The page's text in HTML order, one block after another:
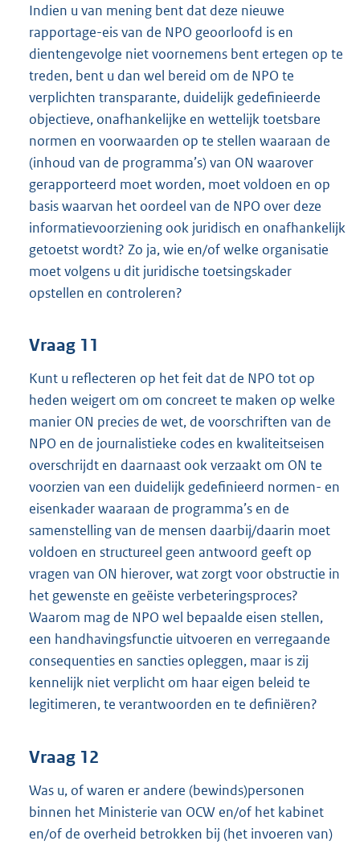
Indien u van mening bent dat deze nieuwe
rapportage-eis van de NPO geoorloofd is en
dientengevolge niet voornemens bent ertegen op te
treden, bent u dan wel bereid om de NPO te
verplichten transparante, duidelijk gedefinieerde
objectieve, onafhankelijke en wettelijk toetsbare
normen en voorwaarden op te stellen waaraan de
(inhoud van de programma’s) van ON waarover
gerapporteerd moet worden, moet voldoen en op
basis waarvan het oordeel van de NPO over deze
informatievoorziening ook juridisch en onafhankelijk
getoetst wordt? Zo ja, wie en/of welke organisatie
moet volgens u dit juridische toetsingskader
opstellen en controleren?
Vraag 11
Kunt u reflecteren op het feit dat de NPO tot op
heden weigert om om concreet te maken op welke
manier ON precies de wet, de voorschriften van de
NPO en de journalistieke codes en kwaliteitseisen
overschrijdt en daarnaast ook verzaakt om ON te
voorzien van een duidelijk gedefinieerd normen- en
eisenkader waaraan de programma’s en de
samenstelling van de mensen daarbij/daarin moet
voldoen en structureel geen antwoord geeft op
vragen van ON hierover, wat zorgt voor obstructie in
het gewenste en geëiste verbeteringsproces?
Waarom mag de NPO wel bepaalde eisen stellen,
een handhavingsfunctie uitvoeren en verregaande
consequenties en sancties opleggen, maar is zij
kennelijk niet verplicht om haar eigen beleid te
legitimeren, te verantwoorden en te definiëren?
Vraag 12
Was u, of waren er andere (bewinds)personen
binnen het Ministerie van OCW en/of het kabinet
en/of de overheid betrokken bij (het invoeren van)